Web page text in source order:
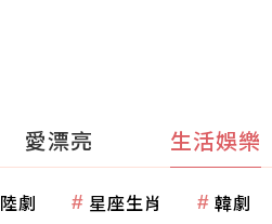
愛漂亮 生活娛樂
陸劇 星座生肖 韓劇